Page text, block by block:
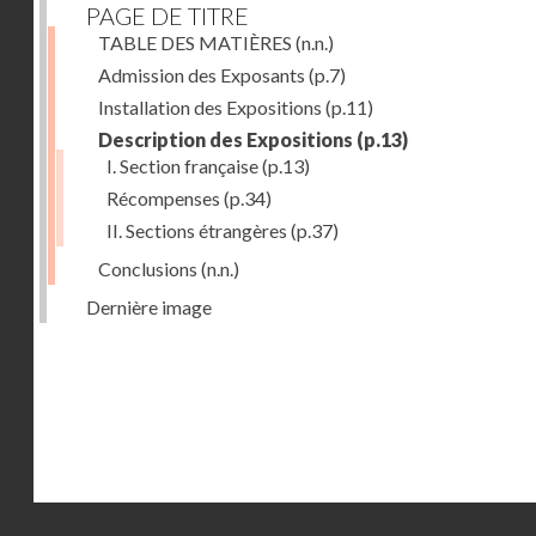
PAGE DE TITRE
TABLE DES MATIÈRES (n.n.)
Admission des Exposants (p.7)
Installation des Expositions (p.11)
Description des Expositions (p.13)
I. Section française(p.13)
Récompenses (p.34)
II. Sections étrangères (p.37)
Conclusions (n.n.)
Dernière image